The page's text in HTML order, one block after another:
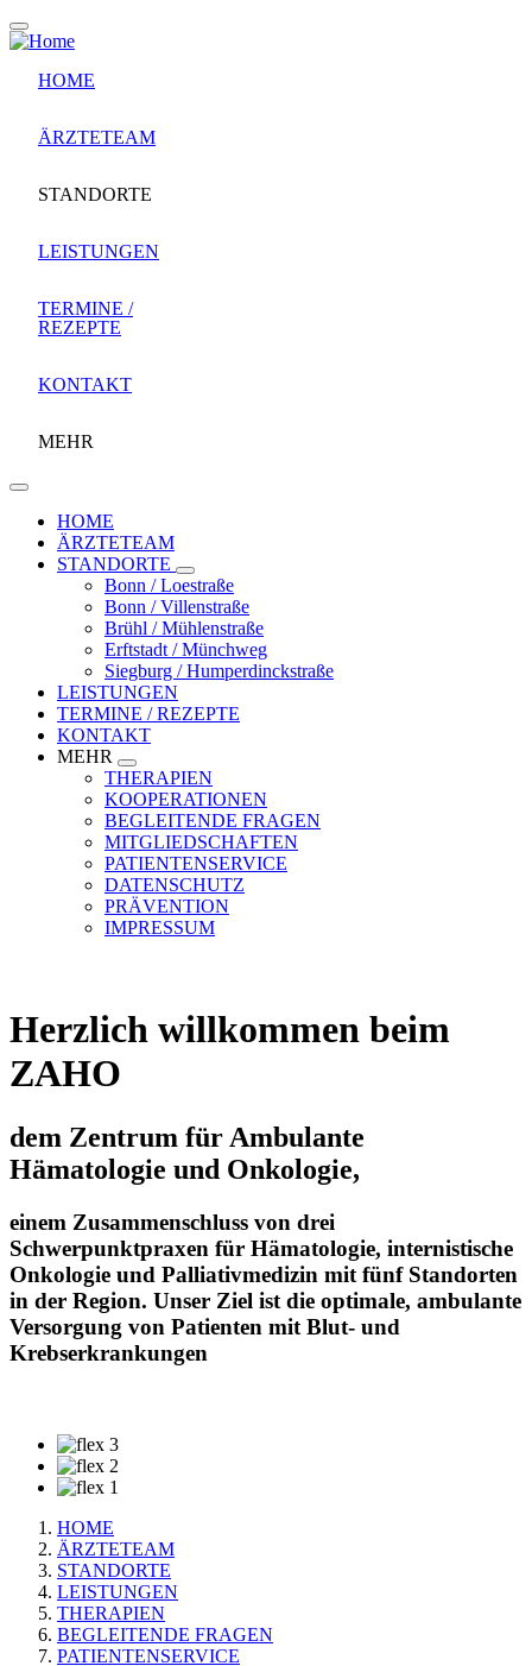
Direkt
zum
HOME
ÄRZTETEAM
STANDORTE
LEISTUNGEN
TERMINE /
REZEPTE
KONTAKT
MEHR
HOME
ÄRZTETEAM
STANDORTE
Toggle
submenu
Bonn / Loestraße
Bonn / Villenstraße
Brühl / Mühlenstraße
Erftstadt / Münchweg
Siegburg / Humperdinckstraße
LEISTUNGEN
TERMINE / REZEPTE
KONTAKT
MEHR
Toggle
submenu
THERAPIEN
KOOPERATIONEN
BEGLEITENDE FRAGEN
MITGLIEDSCHAFTEN
PATIENTENSERVICE
DATENSCHUTZ
PRÄVENTION
IMPRESSUM
Herzlich willkommen beim
ZAHO
dem Zentrum für Ambulante
Hämatologie und Onkologie,
einem Zusammenschluss von drei
Schwerpunktpraxen für Hämatologie, internistische
Onkologie und Palliativmedizin mit fünf Standorten
in der Region. Unser Ziel ist die optimale, ambulante
Versorgung von Patienten mit Blut- und
Krebserkrankungen
Pfadnavigation
HOME
ÄRZTETEAM
STANDORTE
LEISTUNGEN
THERAPIEN
BEGLEITENDE FRAGEN
PATIENTENSERVICE